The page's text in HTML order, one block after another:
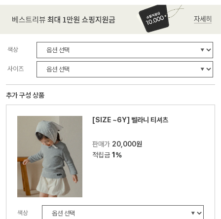
색상
사이즈
추가 구성 상품
[SIZE ~6Y] 벨라니 티셔츠
판매가 20,000원
적립금1%
색상